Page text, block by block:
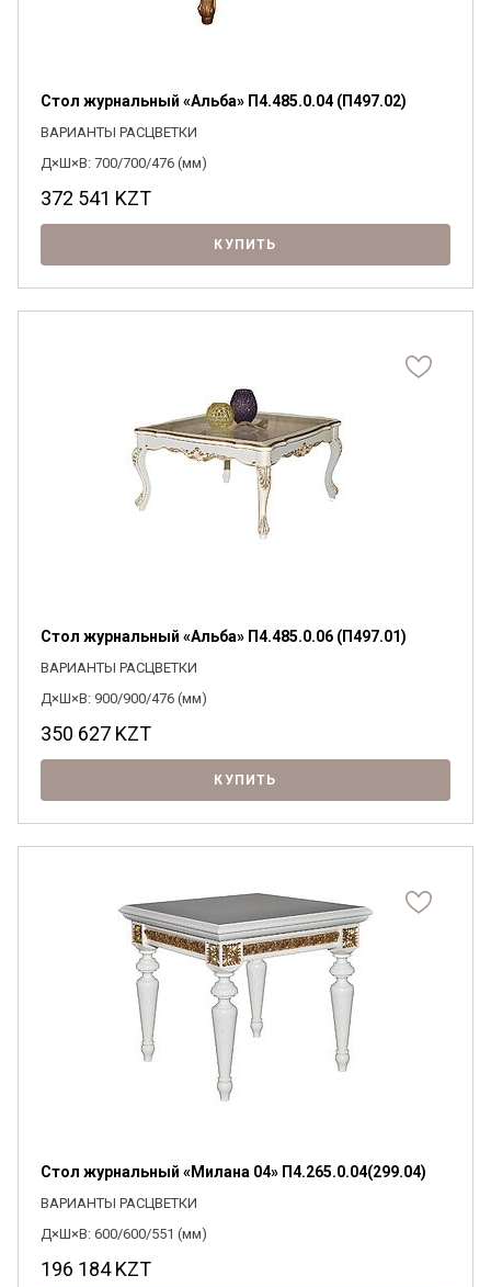
Стол журнальный «Альба» П4.485.0.04 (П497.02)
ВАРИАНТЫ РАСЦВЕТКИ
Д×Ш×В: 700/700/476 (мм)
372 541 KZT
КУПИТЬ
Стол журнальный «Альба» П4.485.0.06 (П497.01)
ВАРИАНТЫ РАСЦВЕТКИ
Д×Ш×В: 900/900/476 (мм)
350 627 KZT
КУПИТЬ
Стол журнальный «Милана 04» П4.265.0.04(299.04)
ВАРИАНТЫ РАСЦВЕТКИ
Д×Ш×В: 600/600/551 (мм)
196 184KZT